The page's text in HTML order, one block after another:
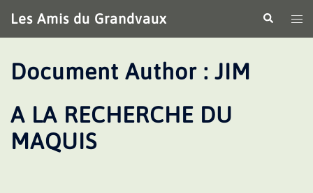
au
contenu
Les Amis du Grandvaux
le
Document Author : JIM
A LA RECHERCHE DU
MAQUIS